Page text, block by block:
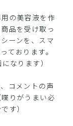
の美容液を作
品を受け取っ
ーンを、スマ
ております。
なります）
コメントの声
りがうまい必
す）